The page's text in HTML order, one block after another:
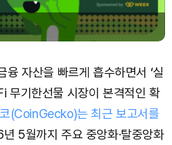
융 자산을 빠르게 흡수하면서 ‘실
무기한선물 시장이 본격적인 확
(CoinGecko)는 최근 보고서를
5월까지 주요 중앙화·탈중앙화